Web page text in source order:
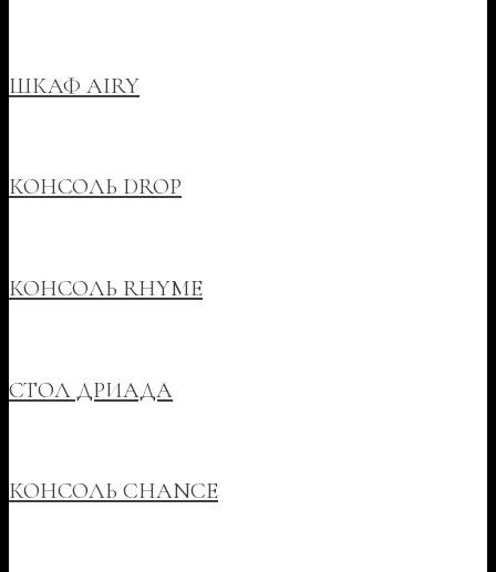
ШКАФ AIRY
КОНСОЛЬ DROP
КОНСОЛЬ RHYME
СТОЛ ДРИАДА
КОНСОЛЬ CHANCE